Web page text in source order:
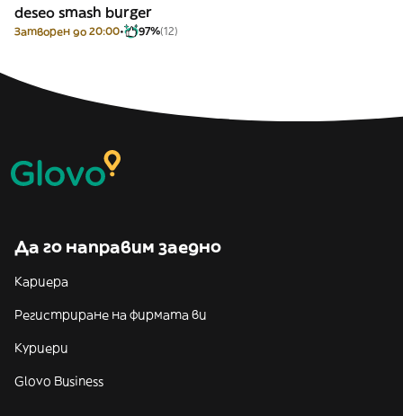
deseo smash burger
Затворен до 20:00 97%(12)
Да го направим заедно
Кариера
Регистриране на фирмата ви
Куриери
Glovo Business